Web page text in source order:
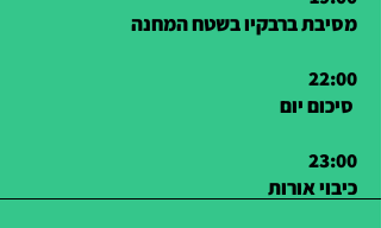
מסיבת ברבקיו בשטח המחנה
22:00
23:00
כיבוי אורות